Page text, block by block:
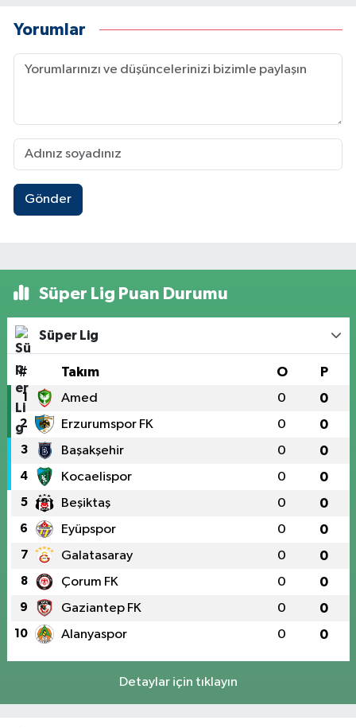
Yorumlar
Gönder
Süper Lig Puan Durumu
Süper Lig
# Takım O P
1 Amed 0 0
2 Erzurumspor FK 0 0
3 Başakşehir 0 0
4 Kocaelispor 0 0
5 Beşiktaş 0 0
6 Eyüpspor 0 0
7 Galatasaray 0 0
8 Çorum FK 0 0
9 Gaziantep FK 0 0
10 Alanyaspor 0 0
Detaylar için tıklayın